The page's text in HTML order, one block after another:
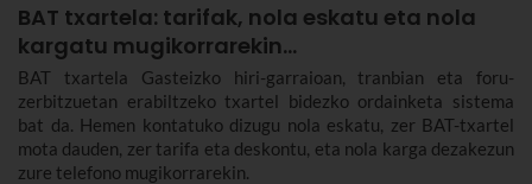
BAT txartela: tarifak, nola eskatu eta nola
kargatu mugikorrarekin...
BAT txartela Gasteizko hiri-garraioan, tranbian eta foru-
zerbitzuetan erabiltzeko txartel bidezko ordainketa sistema
bat da. Hemen kontatuko dizugu nola eskatu, zer BAT-txartel
mota dauden, zer tarifa eta deskontu, eta nola karga dezakezun
zure telefono mugikorrarekin.